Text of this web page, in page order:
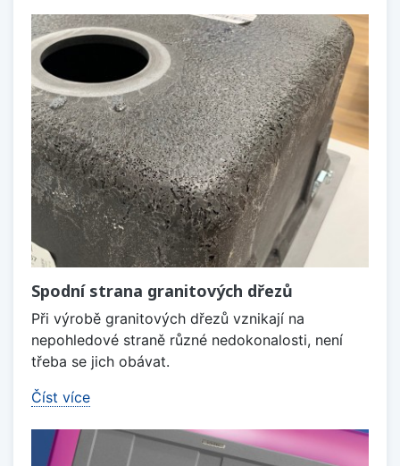
Spodní strana granitových dřezů
Při výrobě granitových dřezů vznikají na
nepohledové straně různé nedokonalosti, není
třeba se jich obávat.
Číst více